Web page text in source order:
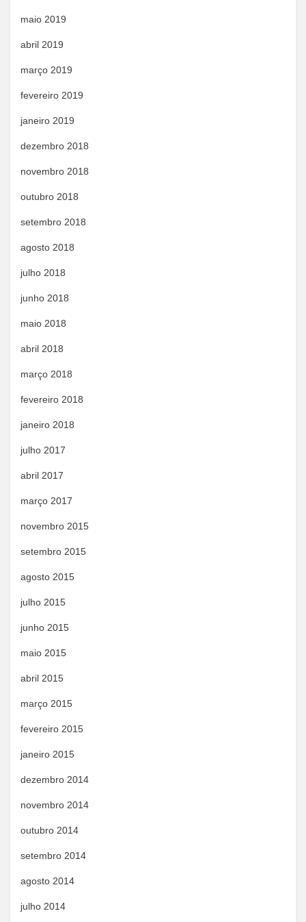
maio 2019
abril 2019
março 2019
fevereiro 2019
janeiro 2019
dezembro 2018
novembro 2018
outubro 2018
setembro 2018
agosto 2018
julho 2018
junho 2018
maio 2018
abril 2018
março 2018
fevereiro 2018
janeiro 2018
julho 2017
abril 2017
março 2017
novembro 2015
setembro 2015
agosto 2015
julho 2015
junho 2015
maio 2015
abril 2015
março 2015
fevereiro 2015
janeiro 2015
dezembro 2014
novembro 2014
outubro 2014
setembro 2014
agosto 2014
julho 2014